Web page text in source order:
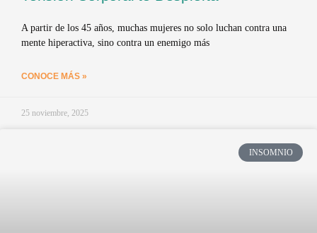
A partir de los 45 años, muchas mujeres no solo luchan contra una
mente hiperactiva, sino contra un enemigo más
CONOCE MÁS »
25 noviembre, 2025
INSOMNIO